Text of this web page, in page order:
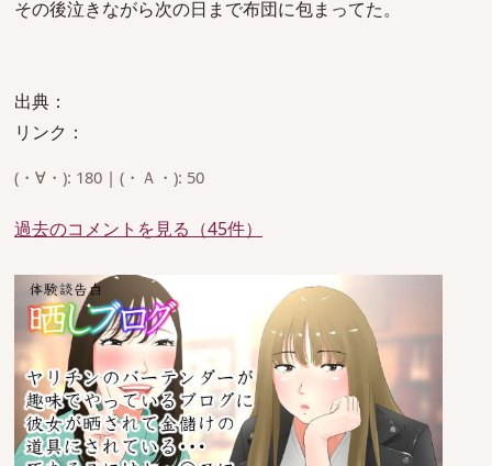
その後泣きながら次の日まで布団に包まってた。
出典：
リンク：
(・∀・): 180 | (・Ａ・): 50
過去のコメントを見る（45件）